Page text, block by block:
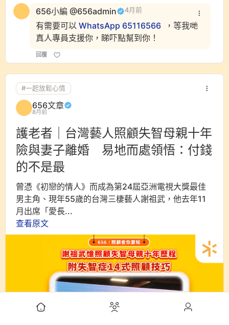
656小編 @656admin 4月前
有需要可以 WhatsApp 65116566 ，等我哋
真人專員支援你，睇吓點幫到你！
回覆
#一起放鬆心情
656文章
8月前
護老者｜台灣藝人照顧失智母親十年
險與妻子離婚 易地而處領悟：付錢
的不是最
曾憑《初戀的情人》而成為第24屆亞洲電視大獎最佳
男主角、現年55歲的台灣三棲藝人謝祖武，他去年11
月出席「愛長...
查看原文